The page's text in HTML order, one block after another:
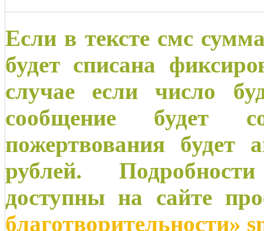
Если в тексте смс
будет списана
случае если число
сообщение будет
пожертвования будет
рублей.
доступны на сайте
благотворительности»